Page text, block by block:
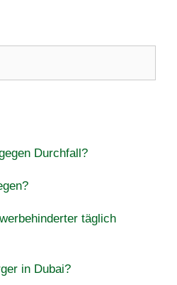
Durchfall?
täglich
in Dubai?